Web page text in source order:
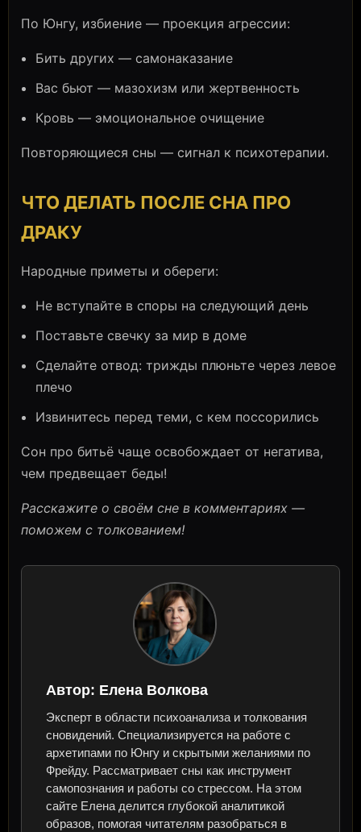
По Юнгу, избиение — проекция агрессии:
Бить других — самонаказание
Вас бьют — мазохизм или жертвенность
Кровь — эмоциональное очищение
Повторяющиеся сны — сигнал к психотерапии.
ЧТО ДЕЛАТЬ ПОСЛЕ СНА ПРО
ДРАКУ
Народные приметы и обереги:
Не вступайте в споры на следующий день
Поставьте свечку за мир в доме
Сделайте отвод: трижды плюньте через левое
плечо
Извинитесь перед теми, с кем поссорились
Сон про битьё чаще освобождает от негатива,
чем предвещает беды!
Расскажите о своём сне в комментариях —
поможем с толкованием!
Автор: Елена Волкова
Эксперт в области психоанализа и толкования
сновидений. Специализируется на работе с
архетипами по Юнгу и скрытыми желаниями по
Фрейду. Рассматривает сны как инструмент
самопознания и работы со стрессом. На этом
сайте Елена делится глубокой аналитикой
образов, помогая читателям разобраться в